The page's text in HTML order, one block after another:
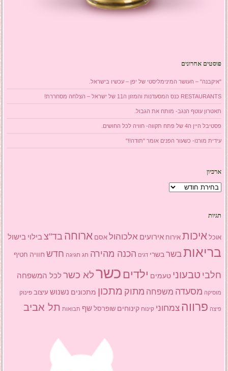
פוסטים אחרונים
"איקבנה" – העושר המינימליסטי של יפן – עכשיו בישראל.
RESTAURANTS כנס המסעדנות והמזון ה11 של ישראל – הצלחה מסחררת!
תאטרון עוטף הנגב- מותח את הגבול.
פסטיבל היין ה4 של פתח תקווה- חוויה לכל החושים.
עידית מורנו- כשעור הפנים אומר "תודה!!"
ארכיון
ארכיון
תגיות
אוכל איכות אירוח אירועים אלכוהול אסם ארוחה בד"צ בילוי בישול
בריאותבשר בשרי דגים הכנה מהירה חג חגיגה חדש חוויה חטיף
חלבי טבעוני טעמים ילדים כשרלא כשר לכל המשפחה
מוסיקה מסעדה משפחה מתוק מתכון מתכונים נשנוש עיצוב פינוק
פיצה פרווה צמחוני קינוח קינוחים שופרסל שף תבואות תל אביב